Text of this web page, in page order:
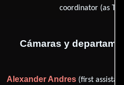
coordinator (as
Cámaras y
Alexander Andres (first